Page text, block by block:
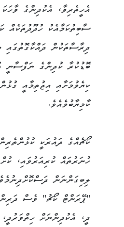
އެހީތެރިވާ، އެކުދިންގެ
ސާބިތުކަމާއެކު ހުދޫދުތަކެއް
ދިރާސާތަކުން ދައްކާގޮތުގައި
ބޮޑުކުރާ ކުދިންގެ ނަފްސާނީ
ކިޔެވުމަށާއި އިޖުތިމާއީ
ކާމިޔާބުވެއެވެ.
ކޯޗެއްގެ ދައުރަކީ
ހުނަރުތައް ކުރިއަރުވައި،
ލިބިގަންނަން
"ޕޭރަންޓް ކޯޗު" ވެސް
ދީ، އެކުދިންނަށް